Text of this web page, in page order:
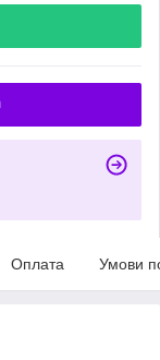
Оплата Умови